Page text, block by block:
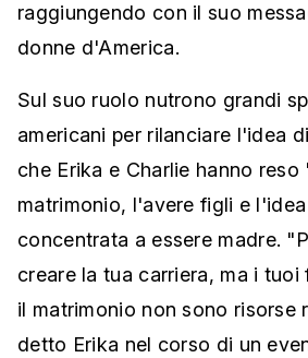
raggiungendo con il suo
donne d'America.
Sul suo ruolo nutrono grandi
americani per rilanciare l'idea
che Erika e Charlie hanno
matrimonio, l'avere figli e
concentrata a essere madre.
creare la tua carriera, ma i
il matrimonio non sono risorse
detto Erika nel corso di un